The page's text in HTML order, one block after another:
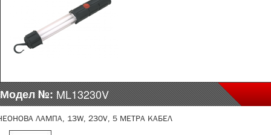
Модел №:ML13230V
ЛАМПА, 13W, 230V, 5 МЕТРА КАБЕЛ